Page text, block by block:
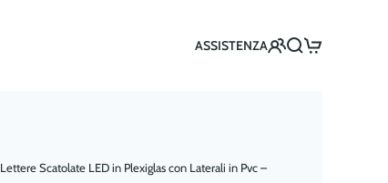
ASSISTENZA
Lettere Scatolate LED in Plexiglas con Laterali in Pvc –